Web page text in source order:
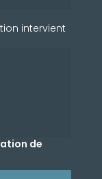
intervient
de